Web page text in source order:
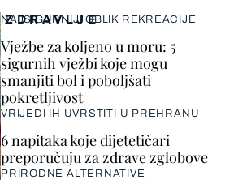
ZDRAVLJE
NAJSIGURNIJI OBLIK REKREACIJE
Vježbe za koljeno u moru: 5
sigurnih vježbi koje mogu
smanjiti bol i poboljšati
pokretljivost
VRIJEDI IH UVRSTITI U PREHRANU
6 napitaka koje dijetetičari
preporučuju za zdrave zglobove
PRIRODNE ALTERNATIVE